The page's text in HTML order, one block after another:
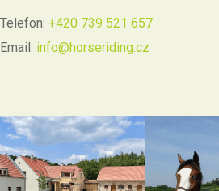
Telefon: +420 739 521 657
Email: info@horseriding.cz